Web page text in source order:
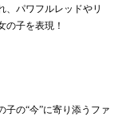
、パワフルレッドやリ
の子を表現！
子の“今”に寄り添うファ